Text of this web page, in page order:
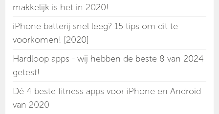
makkelijk is het in 2020!
iPhone batterij snel leeg? 15 tips om dit te
voorkomen! [2020]
Hardloop apps - wij hebben de beste 8 van 2024
getest!
Dé 4 beste fitness apps voor iPhone en Android
van 2020